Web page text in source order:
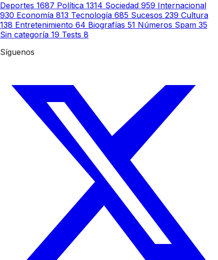
Deportes 1687 Política 1314 Sociedad 959 Internacional
930 Economía 813 Tecnología 685 Sucesos 239 Cultura
138 Entretenimiento 64 Biografías 51 Números Spam 35
Sin categoría 19 Tests 8
Síguenos